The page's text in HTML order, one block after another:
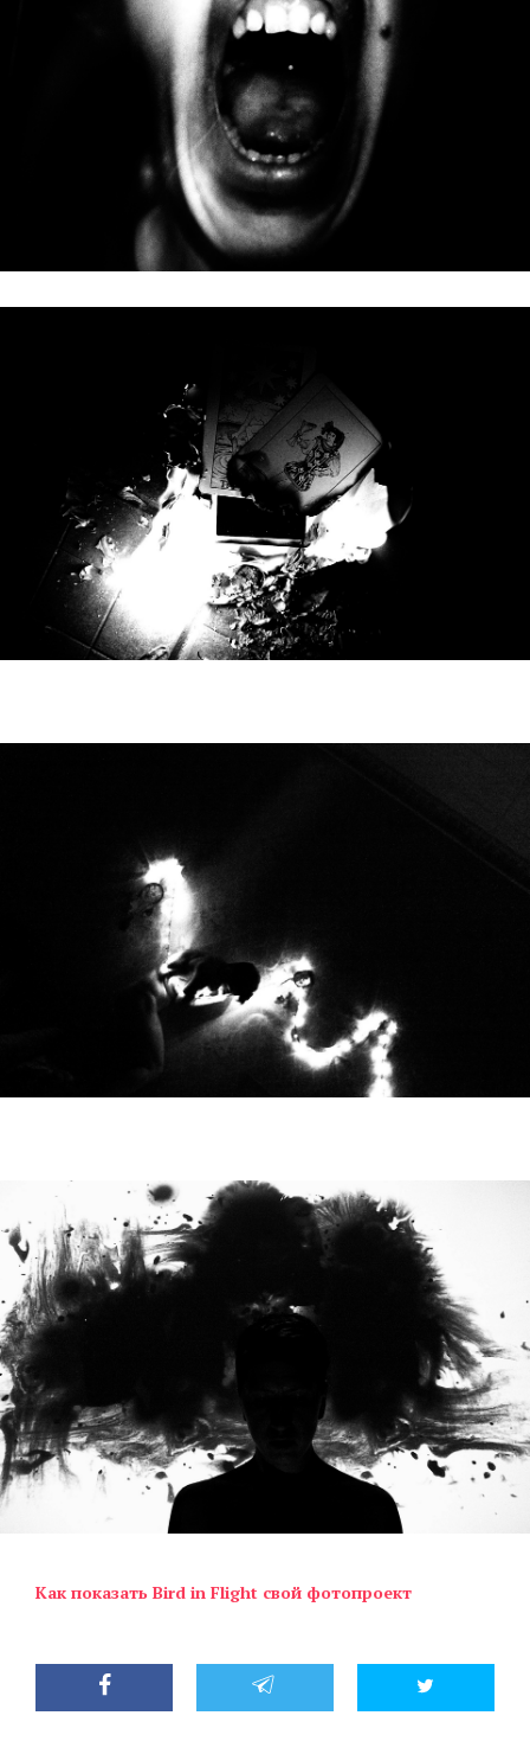
Как показать Bird in Flight свой фотопроект